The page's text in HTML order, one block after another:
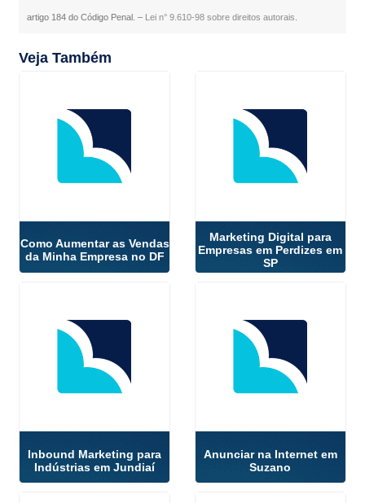
artigo 184 do Código Penal. – Lei n° 9.610-98 sobre direitos autorais
Veja Também
Como Aumentar as Vendas
da Minha Empresa no DF
Marketing Digital para
Empresas em Perdizes em
SP
Inbound Marketing para
Indústrias em Jundiaí
Anunciar na Internet em
Suzano